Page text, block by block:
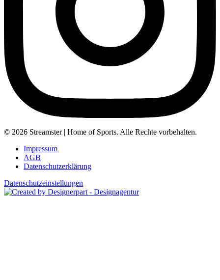
© 2026 Streamster | Home of Sports. Alle Rechte vorbehalten.
Impressum
AGB
Datenschutzerklärung
Datenschutzeinstellungen